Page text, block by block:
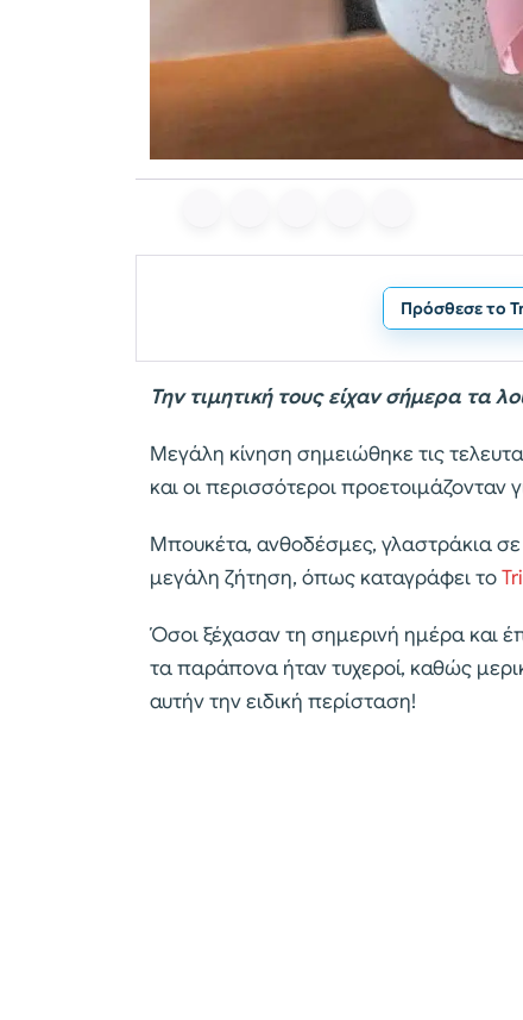
Πρόσθεσε το
Την τιμητική τους είχαν σήμερα τα
Μεγάλη κίνηση σημειώθηκε τις
και οι περισσότεροι προετοιμάζονταν
Μπουκέτα, ανθοδέσμες, γλαστράκια
μεγάλη ζήτηση, όπως καταγράφει το
Όσοι ξέχασαν τη σημερινή ημέρα και
τα παράπονα ήταν τυχεροί, καθώς
αυτήν την ειδική περίσταση!